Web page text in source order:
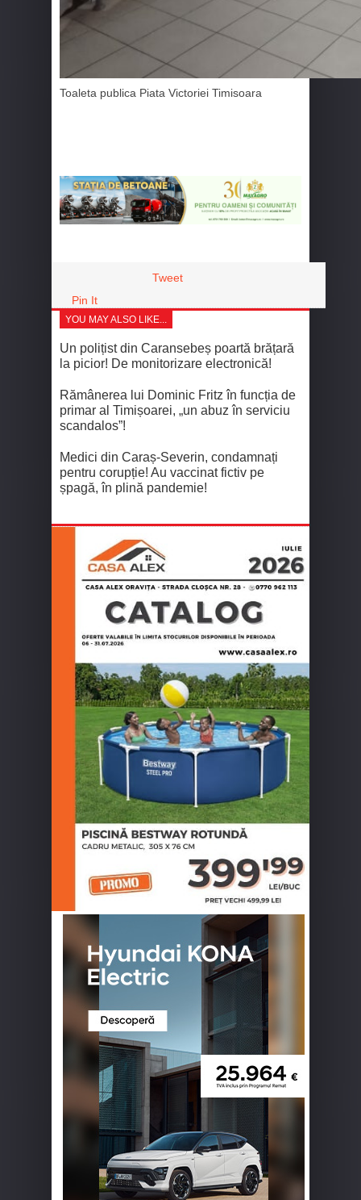
Toaleta publica Piata Victoriei Timisoara
Tweet
Pin It
YOU MAY ALSO LIKE...
Un polițist din Caransebeș poartă brățară
la picior! De monitorizare electronică!
Rămânerea lui Dominic Fritz în funcția de
primar al Timișoarei, „un abuz în serviciu
scandalos”!
Medici din Caraș-Severin, condamnați
pentru corupție! Au vaccinat fictiv pe
șpagă, în plină pandemie!